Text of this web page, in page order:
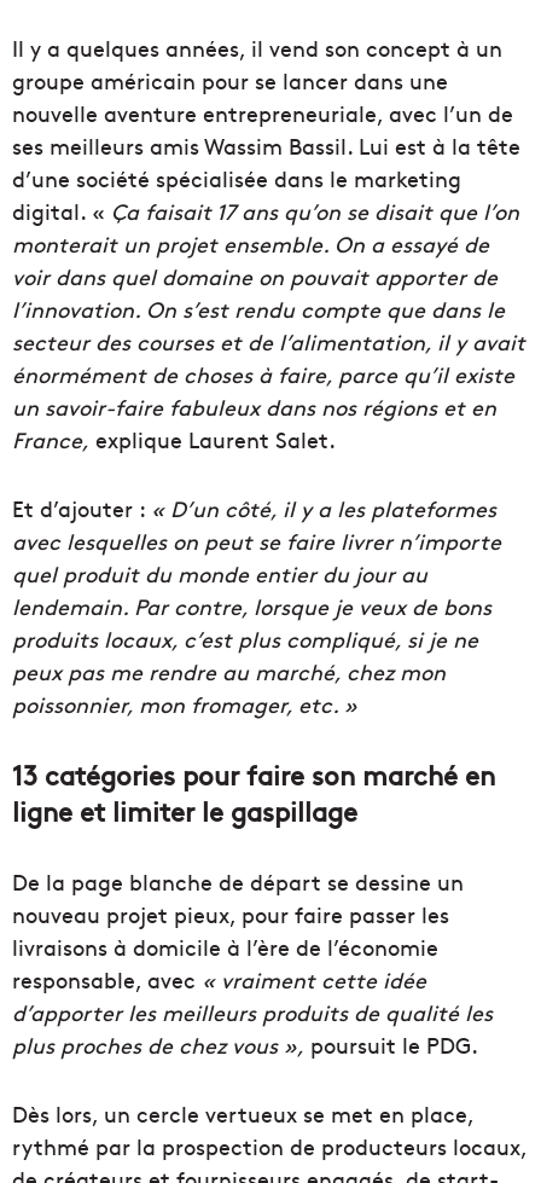
Il y a quelques années, il vend son concept à un
groupe américain pour se lancer dans une
nouvelle aventure entrepreneuriale, avec l’un de
ses meilleurs amis Wassim Bassil. Lui est à la tête
d’une société spécialisée dans le marketing
digital. « Ça faisait 17 ans qu’on se disait que l’on
monterait un projet ensemble. On a essayé de
voir dans quel domaine on pouvait apporter de
l’innovation. On s’est rendu compte que dans le
secteur des courses et de l’alimentation, il y avait
énormément de choses à faire, parce qu’il existe
un savoir-faire fabuleux dans nos régions et en
France, explique Laurent Salet.
Et d’ajouter : « D’un côté, il y a les plateformes
avec lesquelles on peut se faire livrer n’importe
quel produit du monde entier du jour au
lendemain. Par contre, lorsque je veux de bons
produits locaux, c’est plus compliqué, si je ne
peux pas me rendre au marché, chez mon
poissonnier, mon fromager, etc. »
13 catégories pour faire son marché en
ligne et limiter le gaspillage
De la page blanche de départ se dessine un
nouveau projet pieux, pour faire passer les
livraisons à domicile à l’ère de l’économie
responsable, avec « vraiment cette idée
d’apporter les meilleurs produits de qualité les
plus proches de chez vous », poursuit le PDG.
Dès lors, un cercle vertueux se met en place,
rythmé par la prospection de producteurs locaux,